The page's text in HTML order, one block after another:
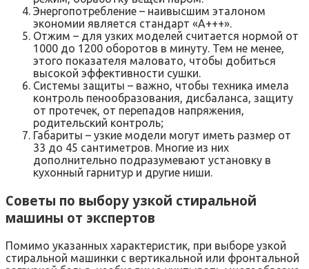
Энергопотребление – наивысшим эталоном
экономии является стандарт «А+++».
Отжим – для узких моделей считается нормой от
1000 до 1200 оборотов в минуту. Тем не менее,
этого показателя маловато, чтобы добиться
высокой эффективности сушки.
Системы защиты – важно, чтобы техника имела
контроль пенообразования, дисбаланса, защиту
от протечек, от перепадов напряжения,
родительский контроль;
Габариты – узкие модели могут иметь размер от
33 до 45 сантиметров. Многие из них
дополнительно подразумевают установку в
кухонный гарнитур и другие ниши.
Советы по выбору узкой стиральной
машины от экспертов
Помимо указанных характеристик, при выборе узкой
стиральной машинки с вертикальной или фронтальной